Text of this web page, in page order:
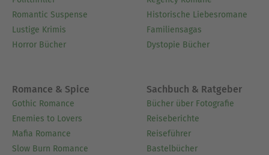
Über Axel Aldenhoven
Axel Aldenhoven, geboren 1969 in Wittmund,
Ostfriesland, ist Autor, Dichter und Blogger. Er
Rosenbaum). Der Autor lebt für die Fantastik und
lässt in seinen Werken auch philosophische
Fragen nicht unbeantwortet. Neben dem
Schreiben beherrscht der Kölner auch das
Coverdesign und das Sprechen von Hörbüchern.
Romantic Suspense
Lustige Krimis
Horror Bücher
Historische Liebesromane
Familiensagas
Dystopie Bücher
Romance & Spice
Gothic Romance
Enemies to Lovers
Mafia Romance
Slow Burn Romance
Sachbuch & Ratgeber
Bücher über Fotografie
Reiseberichte
Reiseführer
Bastelbücher